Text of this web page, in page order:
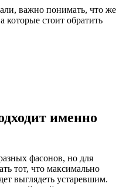
важно понимать, что же
стоит обратить
именно
фасонов, но для
тот, что максимально
выглядеть устаревшим.